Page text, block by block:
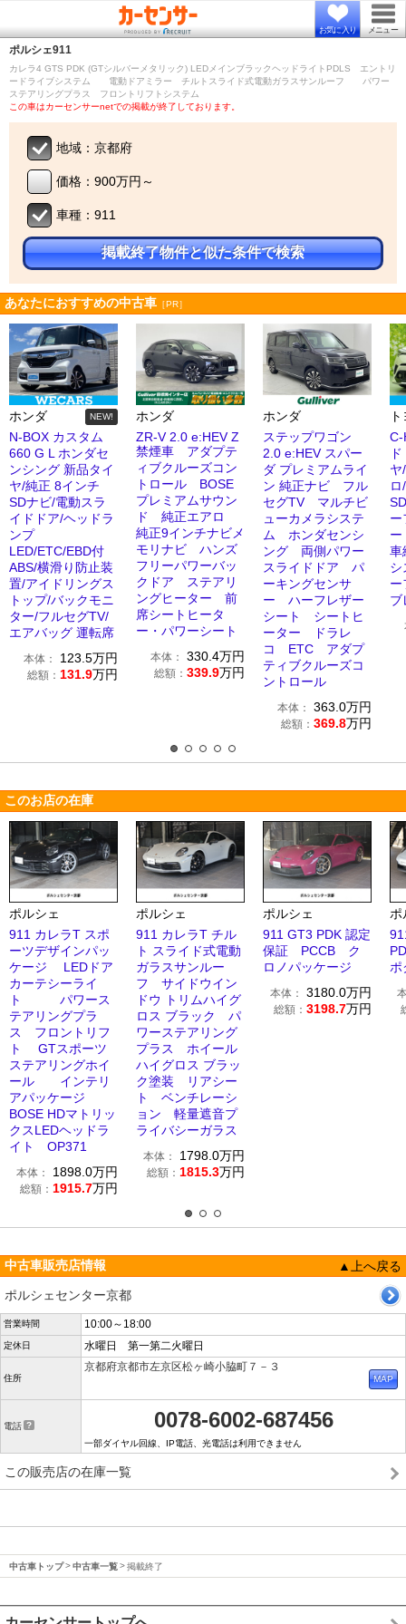
お気に入り メニュー
ポルシェ911
カレラ4 GTS PDK (GTシルバーメタリック) LEDメインブラックヘッドライトPDLS エントリ
ードライブシステム 電動ドアミラー チルトスライド式電動ガラスサンルーフ パワー
ステアリングプラス フロントリフトシステム
この車はカーセンサーnetでの掲載が終了しております。
地域：京都府
価格：900万円～
車種：911
掲載終了物件と似た条件で検索
あなたにおすすめの中古車 ［PR］
ホンダ NEW!
N-BOX カスタム
660 G L ホンダセ
ンシング 新品タイ
ヤ/純正 8インチ
SDナビ/電動スラ
イドドア/ヘッドラ
ンプ
LED/ETC/EBD付
ABS/横滑り防止装
置/アイドリングス
トップ/バックモニ
ター/フルセグTV/
エアバッグ 運転席
本体： 123.5万円
総額： 131.9万円
ホンダ
ZR-V 2.0 e:HEV Z
禁煙車 アダプテ
ィブクルーズコン
トロール BOSE
プレミアムサウン
ド 純正エアロ
純正9インチナビメ
モリナビ ハンズ
フリーパワーバッ
クドア ステアリ
ングヒーター 前
席シートヒータ
ー・パワーシート
本体： 330.4万円
総額： 339.9万円
ホンダ
ステップワゴン
2.0 e:HEV スパー
ダ プレミアムライ
ン 純正ナビ フル
セグTV マルチビ
ューカメラシステ
ム ホンダセンシ
ング 両側パワー
スライドドア パ
ーキングセンサ
ー ハーフレザー
シート シートヒ
ーター ドラレ
コ ETC アダプ
ティブクルーズコ
ントロール
本体： 363.0万円
総額： 369.8万円
C-
ヤ
ー
ー
車
シ
ー
ブ
このお店の在庫
ポルシェ
911 カレラT スポ
ーツデザインパッ
ケージ LEDドア
カーテシーライ
ト パワース
テアリングプラ
ス フロントリフ
ト GTスポーツ
ステアリングホイ
ール インテリ
アパッケージ
BOSE HDマトリッ
クスLEDヘッドラ
イト OP371
本体： 1898.0万円
総額： 1915.7万円
ポルシェ
911 カレラT チル
ト スライド式電動
ガラスサンルー
フ サイドウイン
ドウ トリムハイグ
ロス ブラック パ
ワーステアリング
プラス ホイール
ハイグロス ブラッ
ク塗装 リアシー
ト ベンチレーシ
ョン 軽量遮音プ
ライバシーガラス
本体： 1798.0万円
総額： 1815.3万円
ポルシェ
911 GT3 PDK 認定
保証 PCCB ク
ロノパッケージ
本体： 3180.0万円
総額： 3198.7万円
ポ
中古車販売店情報
▲上へ戻る
ポルシェセンター京都
営業時間 10:00～18:00
定休日 水曜日 第一第二火曜日
住所
京都府京都市左京区松ヶ崎小脇町７－３
電話 0078-6002-687456
一部ダイヤル回線、IP電話、光電話は利用できません
この販売店の在庫一覧
中古車トップ 中古車一覧 掲載終了